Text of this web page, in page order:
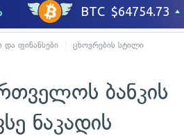
და ფინანსები ცხოვრების სტილი
ბანკის
ნაკადის